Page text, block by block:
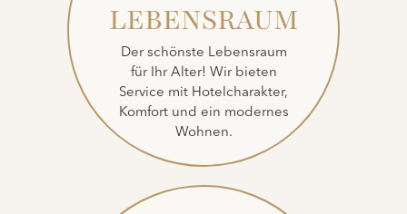
LEBENSRAUM
Der schönste Lebensraum
für Ihr Alter! Wir bieten
Service mit Hotelcharakter,
Komfort und ein modernes
Wohnen.